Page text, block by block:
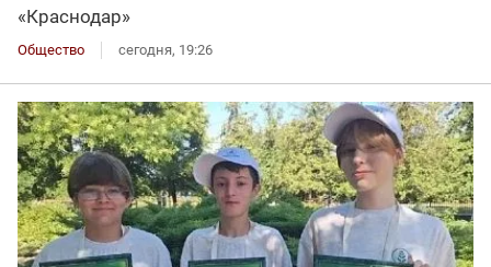
«Краснодар»
Общество сегодня, 19:26